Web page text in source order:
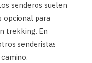
senderos suelen
opcional para
trekking. En
senderistas